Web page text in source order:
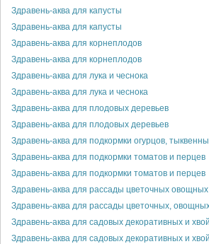
Здравень-аква для капусты
Здравень-аква для капусты
Здравень-аква для корнеплодов
Здравень-аква для корнеплодов
Здравень-аква для лука и чеснока
Здравень-аква для лука и чеснока
Здравень-аква для плодовых деревьев
Здравень-аква для плодовых деревьев
Здравень-аква для подкормки огурцов,
Здравень-аква для подкормки томатов и перцев
Здравень-аква для подкормки томатов и перцев
Здравень-аква для рассады цветочных овощных
Здравень-аква для рассады цветочных,
Здравень-аква для садовых декоративных и
Здравень-аква для садовых декоративных и